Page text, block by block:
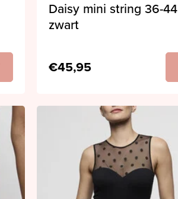
Daisy mini string 36-44
zwart
€45,95